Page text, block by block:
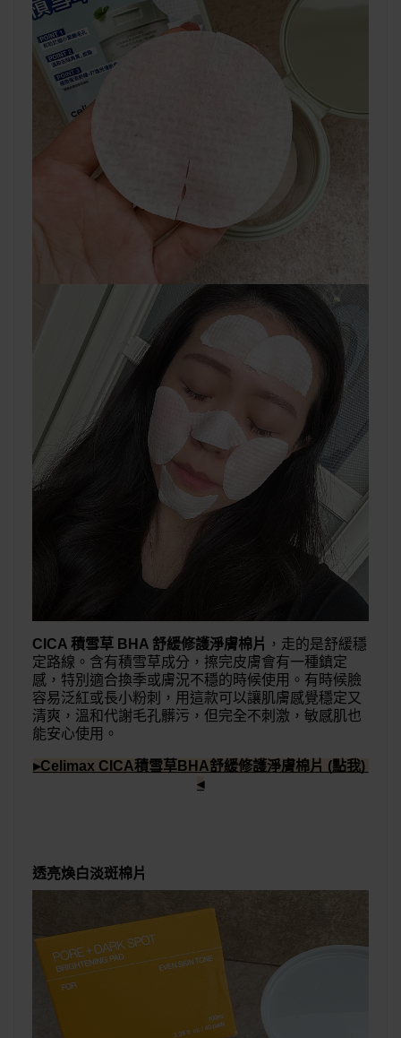
CICA 積雪草 BHA 舒緩修護淨膚棉片 ，走的是舒緩穩
定路線。含有積雪草成分，擦完皮膚會有一種鎮定
感，特別適合換季或膚況不穩的時候使用。有時候臉
容易泛紅或長小粉刺，用這款可以讓肌膚感覺穩定又
清爽，溫和代謝毛孔髒污，但完全不刺激，敏感肌也
能安心使用。
▸Celimax CICA積雪草BHA舒緩修護淨膚棉片 (點我)
◂
透亮煥白淡斑棉片